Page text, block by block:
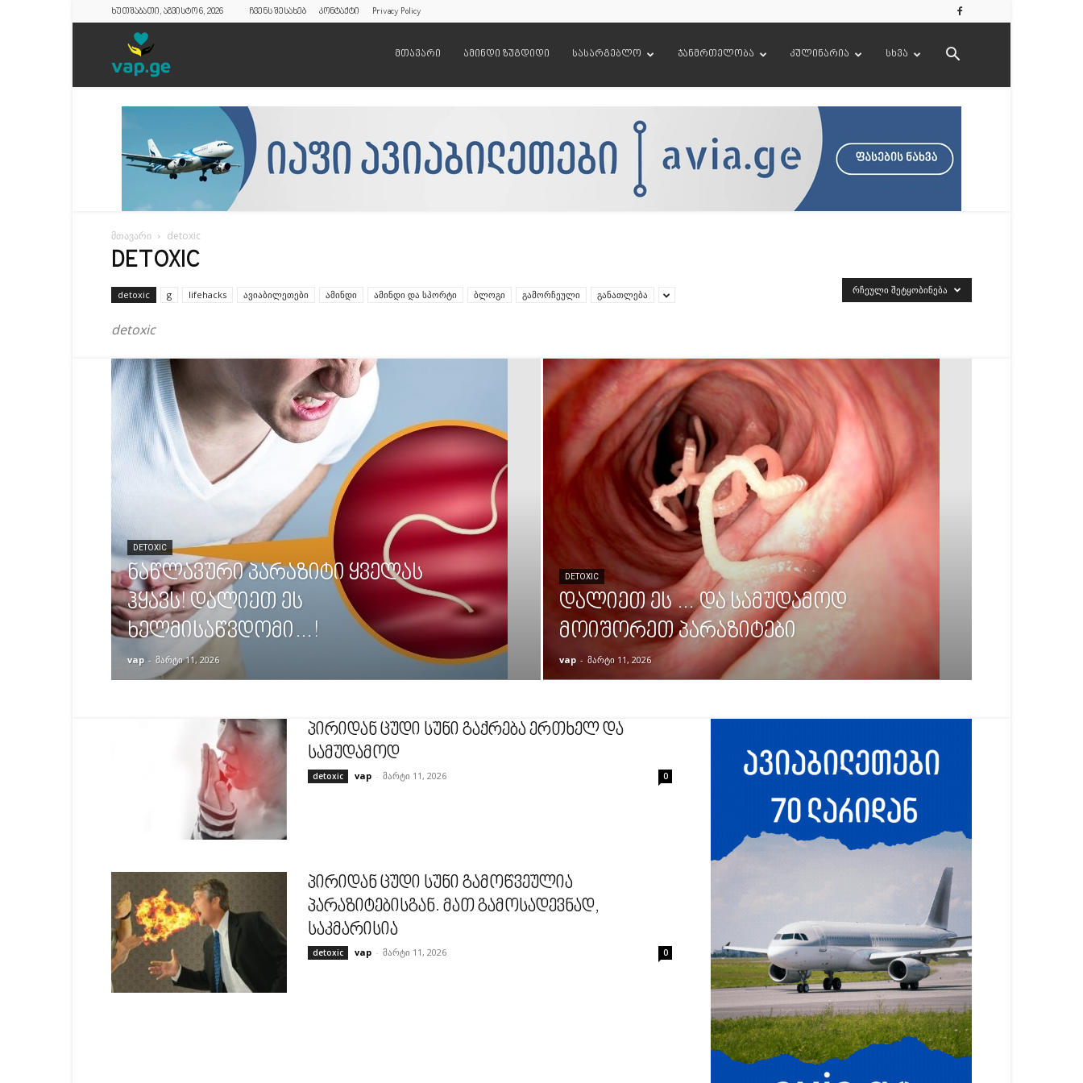
ხუთშაბათი, აგვისტო 6, 2026 ჩვენს შესახებ კონტაქტი Privacy Policy
მთავარი ამინდი ზუგდიდი სასარგებლო ჯანმრთელობა კულინარია სხვა
მთავარი detoxic
DETOXIC
detoxic g lifehacks ავიაბილეთები ამინდი ამინდი და სპორტი ბლოგი გამორჩეული განათლება
detoxic
ᲠᲩᲔᲣᲚᲘ ᲨᲔᲢᲧᲝᲑᲘᲜᲔᲑᲐ
DETOXIC
ნაწლავური პარაზიტი ყველას
ჰყავს! დალიეთ ეს
ხელმისაწვდომი…!
vap - მარტი 11, 2026
DETOXIC
დალიეთ ეს … და სამუდამოდ
მოიშორეთ პარაზიტები
vap - მარტი 11, 2026
პირიდან ცუდი სუნი გაქრება ერთხელ და
სამუდამოდ
detoxic vap - მარტი 11, 2026 0
პირიდან ცუდი სუნი გამოწვეულია
პარაზიტებისგან. მათ გამოსადევნად,
საკმარისია
detoxic vap - მარტი 11, 2026 0